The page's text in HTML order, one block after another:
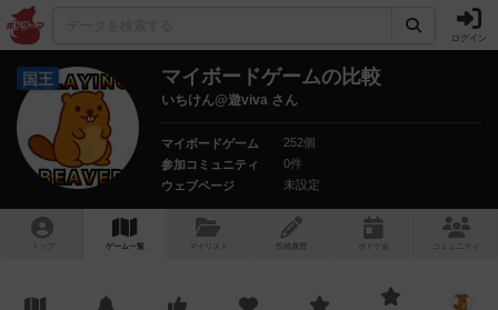
ログイン
国王 マイボードゲームの比較
いちけん@遊viva さん
マイボードゲーム
252個
参加コミュニティ
0件
ウェブページ
未設定
トップ ゲーム一覧 マイリスト 投稿履歴 ボ ドゲ コミュニティ